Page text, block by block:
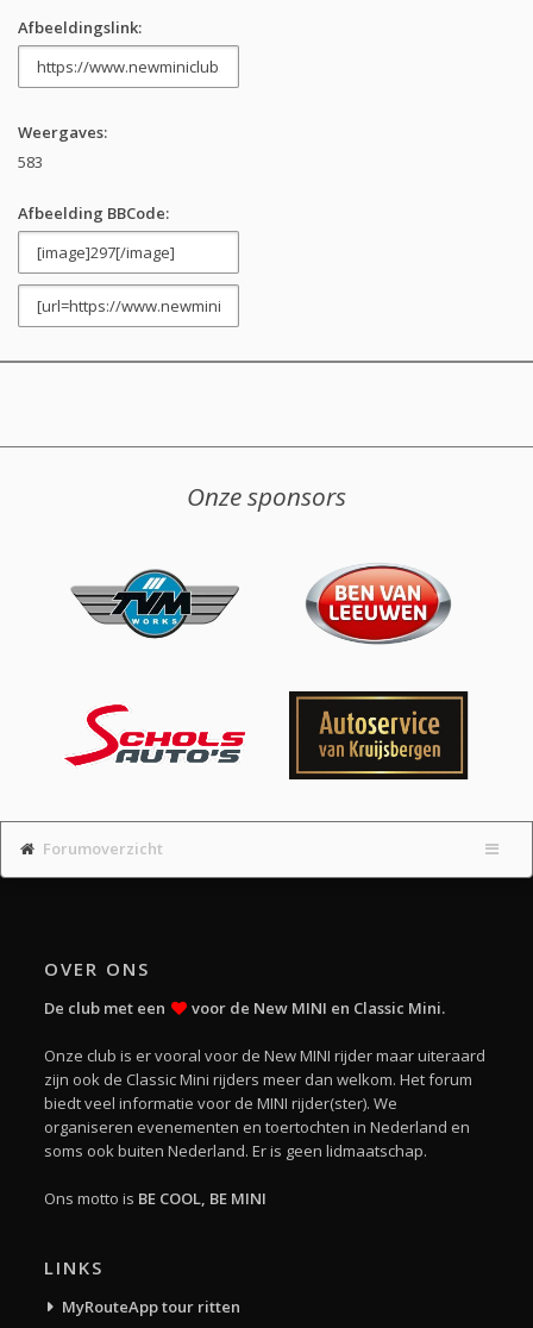
Afbeeldingslink:
Weergaves:
583
Afbeelding BBCode:
Onze sponsors
Forumoverzicht
OVER ONS
De club met een voor de New MINI en Classic Mini.
Onze club is er vooral voor de New MINI rijder maar uiteraard
zijn ook de Classic Mini rijders meer dan welkom. Het forum
biedt veel informatie voor de MINI rijder(ster). We
organiseren evenementen en toertochten in Nederland en
soms ook buiten Nederland. Er is geen lidmaatschap.
Ons motto is BE COOL, BE MINI
LINKS
MyRouteApp tour ritten